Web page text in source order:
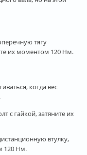
тягу
их моментом 120 Нм.
когда вес
с гайкой, затяните их
втулку,
120 Нм.